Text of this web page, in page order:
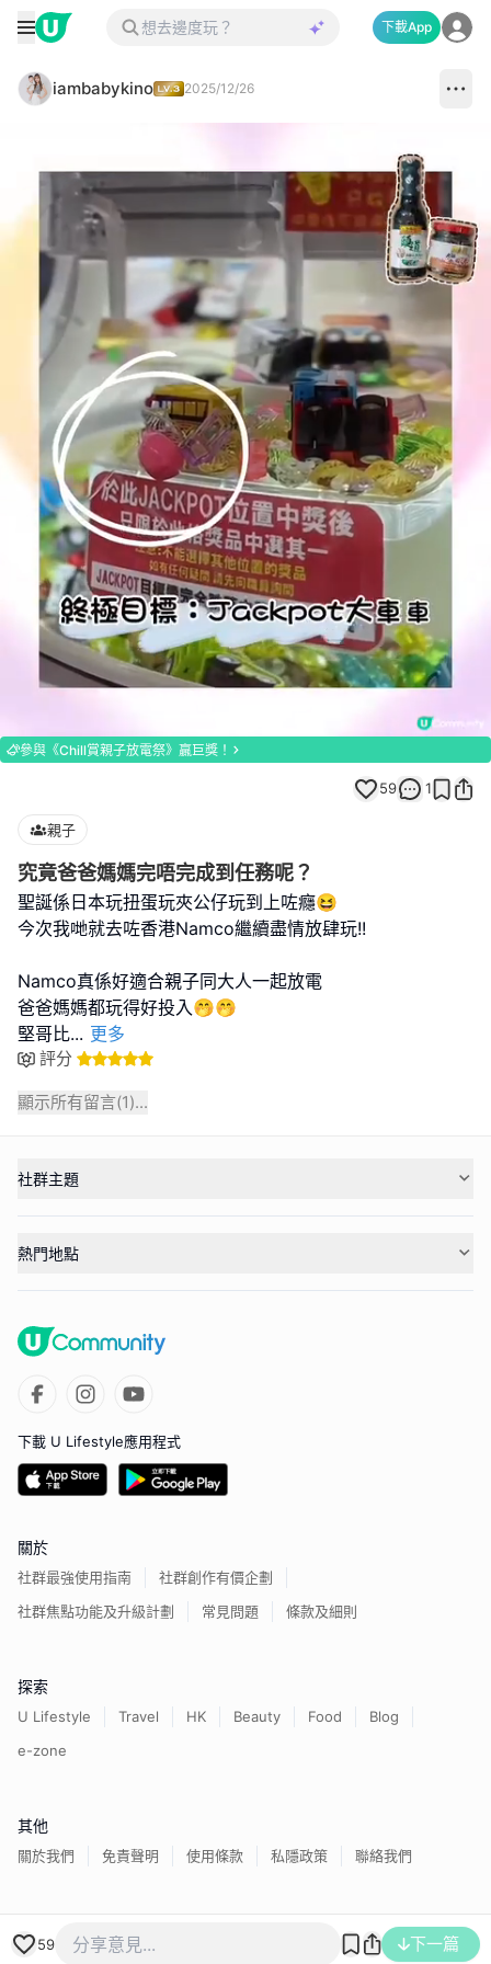
下載App
iambabykino 2025/12/26
100.00%
Unmute
參與《Chill賞親子放電祭》贏巨獎！
59 1
親子
究竟爸爸媽媽完唔完成到任務呢？
聖誕係日本玩扭蛋玩夾公仔玩到上咗癮😆
今次我哋就去咗香港Namco繼續盡情放肆玩!!
Namco真係好適合親子同大人一起放電
爸爸媽媽都玩得好投入🤭🤭
堅哥比... 更多
評分
顯示所有留言(1)...
59 下一篇
社群主題
熱門地點
下載 U Lifestyle應用程式
關於
社群最強使用指南
社群創作有價企劃
社群焦點功能及升級計劃
常見問題 條款及細則
探索
U Lifestyle Travel HK Beauty Food
Blog
e-zone
其他
關於我們 免責聲明 使用條款 私隱政策 聯絡我們
香港經濟日報版權所有©